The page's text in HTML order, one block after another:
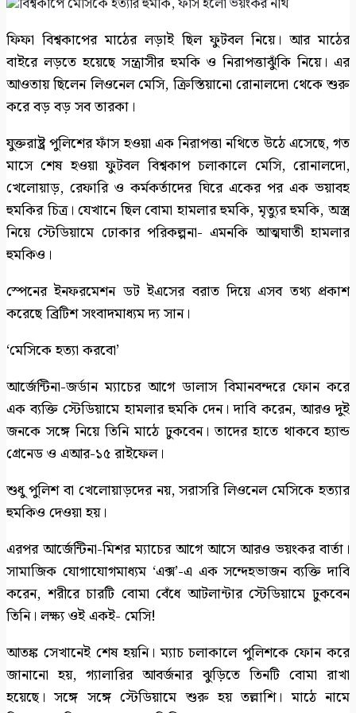
ফিফা বিশ্বকাপের মাঠের লড়াই ছিল ফুটবল নিয়ে। আর মাঠের
বাইরে লড়তে হয়েছে সন্ত্রাসীর হুমকি ও নিরাপত্তাঝুঁকি নিয়ে। এর
আওতায় ছিলেন লিওনেল মেসি, ক্রিস্তিয়ানো রোনালদো থেকে শুরু
করে বড় বড় সব তারকা।
যুক্তরাষ্ট্র পুলিশের ফাঁস হওয়া এক নিরাপত্তা নথিতে উঠে এসেছে, গত
মাসে শেষ হওয়া ফুটবল বিশ্বকাপ চলাকালে মেসি, রোনালদো,
খেলোয়াড়, রেফারি ও কর্মকর্তাদের ঘিরে একের পর এক ভয়াবহ
হুমকির চিত্র। যেখানে ছিল বোমা হামলার হুমকি, মৃত্যুর হুমকি, অস্ত্র
নিয়ে স্টেডিয়ামে ঢোকার পরিকল্পনা- এমনকি আত্মঘাতী হামলার
হুমকিও।
স্পেনের ইনফরমেশন ডট ইএসের বরাত দিয়ে এসব তথ্য প্রকাশ
করেছে ব্রিটিশ সংবাদমাধ্যম দ্য সান।
‘মেসিকে হত্যা করবো’
আর্জেন্টিনা-জর্ডান ম্যাচের আগে ডালাস বিমানবন্দরে ফোন করে
এক ব্যক্তি স্টেডিয়ামে হামলার হুমকি দেন। দাবি করেন, আরও দুই
জনকে সঙ্গে নিয়ে তিনি মাঠে ঢুকবেন। তাদের হাতে থাকবে হ্যান্ড
গ্রেনেড ও এআর-১৫ রাইফেল।
শুধু পুলিশ বা খেলোয়াড়দের নয়, সরাসরি লিওনেল মেসিকে হত্যার
হুমকিও দেওয়া হয়।
এরপর আর্জেন্টিনা-মিশর ম্যাচের আগে আসে আরও ভয়ংকর বার্তা।
সামাজিক যোগাযোগমাধ্যম ‘এক্স’-এ এক সন্দেহভাজন ব্যক্তি দাবি
করেন, শরীরে চারটি বোমা বেঁধে আটলান্টার স্টেডিয়ামে ঢুকবেন
তিনি। লক্ষ্য ওই একই- মেসি!
আতঙ্ক সেখানেই শেষ হয়নি। ম্যাচ চলাকালে পুলিশকে ফোন করে
জানানো হয়, গ্যালারির আবর্জনার ঝুড়িতে তিনটি বোমা রাখা
হয়েছে। সঙ্গে সঙ্গে স্টেডিয়ামে শুরু হয় তল্লাশি। মাঠে নামে